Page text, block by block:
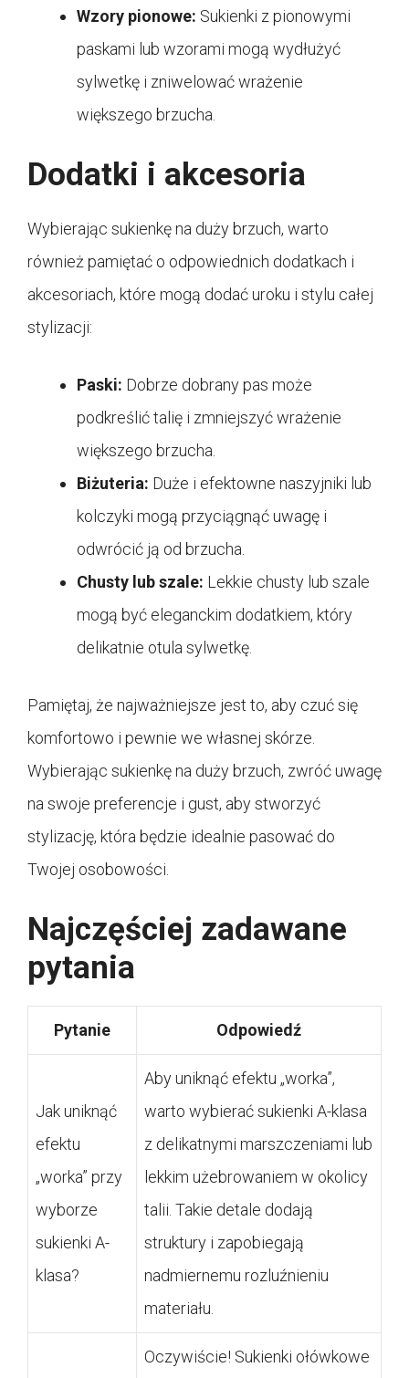
Wzory pionowe: Sukienki z pionowymi
paskami lub wzorami mogą wydłużyć
sylwetkę i zniwelować wrażenie
większego brzucha.
Dodatki i akcesoria
Wybierając sukienkę na duży brzuch, warto
również pamiętać o odpowiednich dodatkach i
akcesoriach, które mogą dodać uroku i stylu całej
stylizacji:
Paski: Dobrze dobrany pas może
podkreślić talię i zmniejszyć wrażenie
większego brzucha.
Biżuteria: Duże i efektowne naszyjniki lub
kolczyki mogą przyciągnąć uwagę i
odwrócić ją od brzucha.
Chusty lub szale: Lekkie chusty lub szale
mogą być eleganckim dodatkiem, który
delikatnie otula sylwetkę.
Pamiętaj, że najważniejsze jest to, aby czuć się
komfortowo i pewnie we własnej skórze.
Wybierając sukienkę na duży brzuch, zwróć uwagę
na swoje preferencje i gust, aby stworzyć
stylizację, która będzie idealnie pasować do
Twojej osobowości.
Najczęściej zadawane
pytania
Pytanie Odpowiedź
Jak uniknąć
efektu
„worka” przy
wyborze
sukienki A-
klasa?
Aby uniknąć efektu „worka”,
warto wybierać sukienki A-klasa
z delikatnymi marszczeniami lub
lekkim użebrowaniem w okolicy
talii. Takie detale dodają
struktury i zapobiegają
nadmiernemu rozluźnieniu
materiału.
Oczywiście! Sukienki ołówkowe